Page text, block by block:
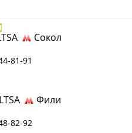
Сокол
81-91
Фили
82-92